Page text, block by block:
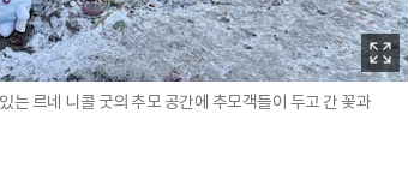
르네 니콜 굿의 추모 공간에 추모객들이 두고 간 꽃과